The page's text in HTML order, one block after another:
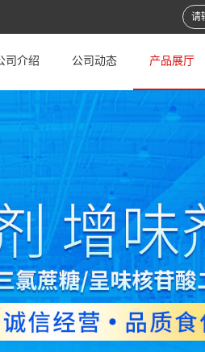
司介绍 公司动态 产品展厅